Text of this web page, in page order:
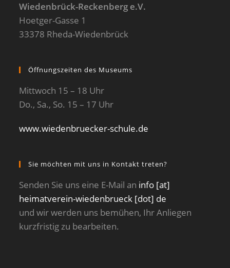
Wiedenbrück-Reckenberg e.V.
Hoetger-Gasse 1
33378 Rheda-Wiedenbrück
Öffnungszeiten des Museums
Mittwoch 15 – 18 Uhr
Do., Sa., So. 15 – 17 Uhr
www.wiedenbruecker-schule.de
Sie möchten mit uns in Kontakt treten?
Senden Sie uns eine E-Mail an info [at]
heimatverein-wiedenbrueck [dot] de
und wir werden uns bemühen, Ihr Anliegen
kurzfristig zu bearbeiten.